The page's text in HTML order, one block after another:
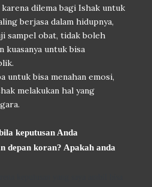
dilema bagi Ishak untuk
berjasa dalam hidupnya,
sampel obat, tidak boleh
kuasanya untuk bisa
untuk bisa menahan emosi,
melakukan hal yang
keputusan Anda
depan koran? Apakah anda